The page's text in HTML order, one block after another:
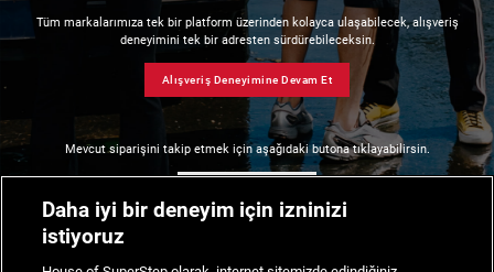
Tüm markalarımıza tek bir platform üzerinden kolayca ulaşabilecek, alışveriş
deneyimini tek bir adresten sürdürebileceksin.
Alışveriş Deneyimine Devam Et
Mevcut siparişini takip etmek için aşağıdaki butona tıklayabilirsin.
Daha iyi bir deneyim için izninizi
istiyoruz